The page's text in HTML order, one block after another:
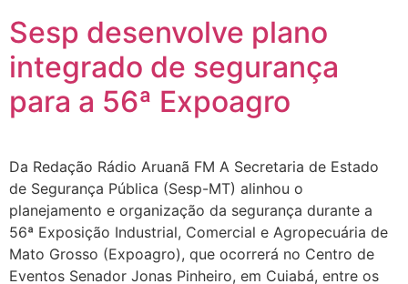
Sesp desenvolve plano
integrado de segurança
para a 56ª Expoagro
Da Redação Rádio Aruanã FM A Secretaria de Estado
de Segurança Pública (Sesp-MT) alinhou o
planejamento e organização da segurança durante a
56ª Exposição Industrial, Comercial e Agropecuária de
Mato Grosso (Expoagro), que ocorrerá no Centro de
Eventos Senador Jonas Pinheiro, em Cuiabá, entre os